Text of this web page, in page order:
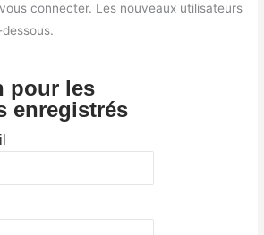
connecter. Les nouveaux utilisateurs
pour les
enregistrés